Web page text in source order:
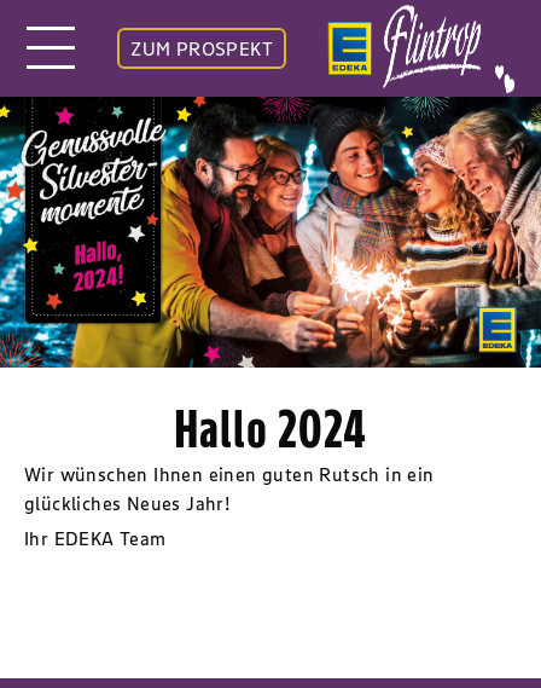
ZUM PROSPEKT
Hallo 2024
Wir wünschen Ihnen einen guten Rutsch in ein
glückliches Neues Jahr!
Ihr EDEKA Team